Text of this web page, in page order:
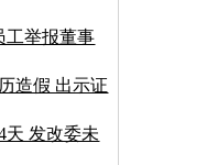
工举报董事
造假 出示证
天 发改委未